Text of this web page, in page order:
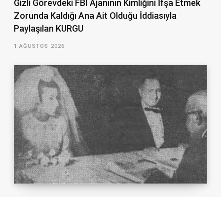
Gizli Görevdeki FBI Ajanının Kimliğini İfşa Etmek
Zorunda Kaldığı Ana Ait Olduğu İddiasıyla
Paylaşılan KURGU
1 AĞUSTOS 2026